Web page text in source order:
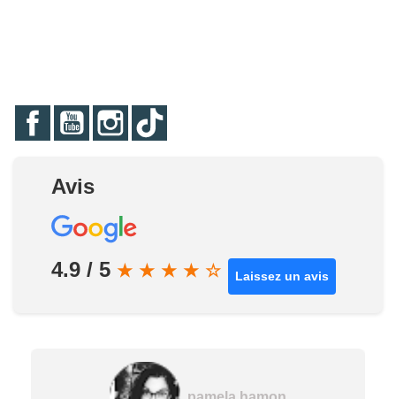
FacebookYouTubeInstagram
Avis
4.9 / 5 ★ ★ ★ ★ ☆ Laissez un avis